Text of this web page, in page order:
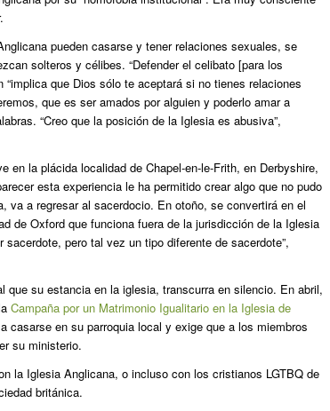
pueden casarse y tener relaciones sexuales, se
solteros y célibes. “Defender el celibato [para los
que Dios sólo te aceptará si no tienes relaciones
que es ser amados por alguien y poderlo amar a
“Creo que la posición de la Iglesia es abusiva”,
en la plácida localidad de Chapel-en-le-Frith, en Derbyshire,
esta experiencia le ha permitido crear algo que no pudo
va a regresar al sacerdocio. En otoño, se convertirá en el
de Oxford que funciona fuera de la jurisdicción de la Iglesia
pero tal vez un tipo diferente de sacerdote”,
que su estancia en la iglesia, transcurra en silencio. En abril,
Campaña por un Matrimonio Igualitario en la Iglesia de
casarse en su parroquia local y exige que a los miembros
su ministerio.
la Iglesia Anglicana, o incluso con los cristianos LGTBQ de
británica.